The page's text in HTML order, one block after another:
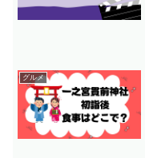
グルメ